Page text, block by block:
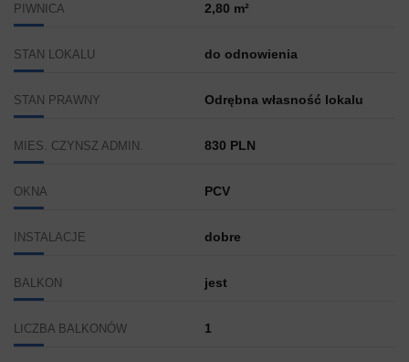
PIWNICA 2,80 m²
STAN LOKALU do odnowienia
STAN PRAWNY Odrębna własność lokalu
MIES. CZYNSZ ADMIN. 830 PLN
OKNA PCV
INSTALACJE dobre
BALKON jest
LICZBA BALKONÓW 1